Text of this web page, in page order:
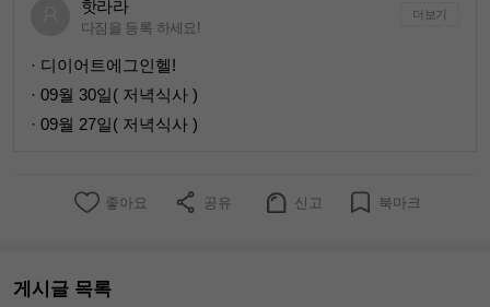
핫라라
다짐을 등록 하세요!
더보기
· 디이어트에그인헬!
· 09월 30일( 저녁식사 )
· 09월 27일( 저녁식사 )
좋아요 공유 신고 북마크
게시글 목록